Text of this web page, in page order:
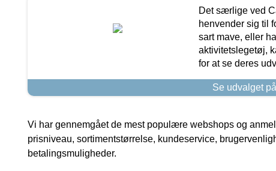
Det særlige ved
henvender sig til
sart mave, eller
aktivitetslegetøj,
for at se deres
Se udvalget
Vi har gennemgået de mest populære webshops og
prisniveau, sortimentstørrelse, kundeservice,
betalingsmuligheder.